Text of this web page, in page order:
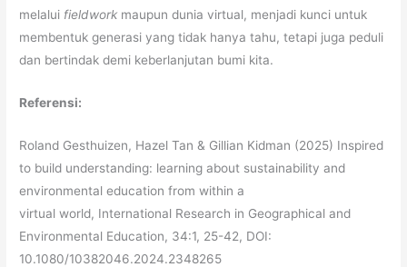
melalui fieldwork maupun dunia virtual, menjadi kunci untuk
membentuk generasi yang tidak hanya tahu, tetapi juga peduli
dan bertindak demi keberlanjutan bumi kita.
Referensi:
Roland Gesthuizen, Hazel Tan & Gillian Kidman (2025) Inspired
to build understanding: learning about sustainability and
environmental education from within a
virtual world, International Research in Geographical and
Environmental Education, 34:1, 25-42, DOI:
10.1080/10382046.2024.2348265